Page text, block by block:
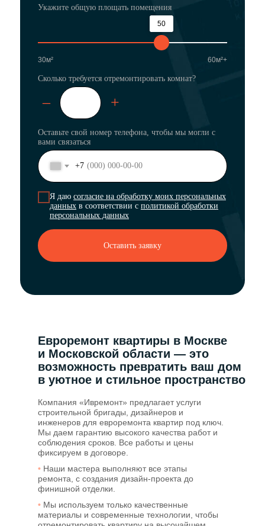
Укажите общую площать помещения
50
30м² 60м²+
Сколько требуется отремонтировать комнат?
– +
Оставьте свой номер телефона, чтобы мы могли с
вами связаться
+7
Я даю согласие на обработку моих персональных
данных в соответствии с политикой обработки
персональных данных
Оставить заявку
Евроремонт квартиры в Москве
и Московской области — это
возможность превратить ваш дом
в уютное и стильное пространство
Компания «Ивремонт» предлагает услуги
строительной бригады, дизайнеров и
инженеров для евроремонта квартир под ключ.
Мы даем гарантию высокого качества работ и
соблюдения сроков. Все работы и цены
фиксируем в договоре.
• Наши мастера выполняют все этапы
ремонта, с создания дизайн-проекта до
финишной отделки.
• Мы используем только качественные
материалы и современные технологии, чтобы